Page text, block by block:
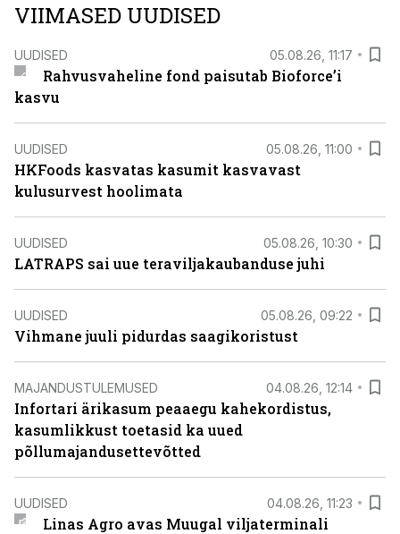
VIIMASED UUDISED
UUDISED 05.08.26, 11:17
Rahvusvaheline fond paisutab Bioforce’i
kasvu
UUDISED 05.08.26, 11:00
HKFoods kasvatas kasumit kasvavast
kulusurvest hoolimata
UUDISED 05.08.26, 10:30
LATRAPS sai uue teraviljakaubanduse juhi
UUDISED 05.08.26, 09:22
Vihmane juuli pidurdas saagikoristust
MAJANDUSTULEMUSED 04.08.26, 12:14
Infortari ärikasum peaaegu kahekordistus,
kasumlikkust toetasid ka uued
põllumajandusettevõtted
UUDISED 04.08.26, 11:23
Linas Agro avas Muugal viljaterminali